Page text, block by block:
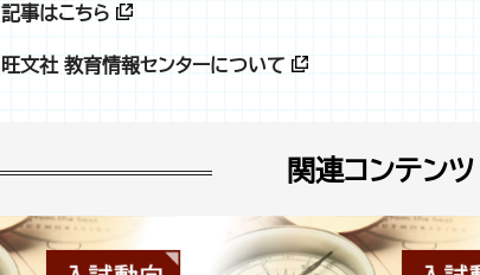
記事はこちら
旺文社 教育情報センターについて
関連コンテンツ